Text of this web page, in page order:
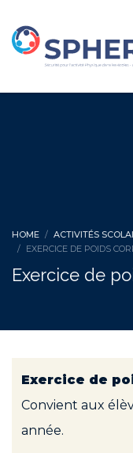
HOME
ACTIVITÉS
EXERCICE DE POIDS
Exercice de
Exercice de
Convient aux
année.